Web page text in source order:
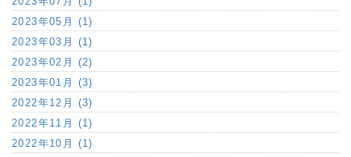
2023年05月 (1)
2023年03月 (1)
2023年02月 (2)
2023年01月 (3)
2022年12月 (3)
2022年11月 (1)
2022年10月 (1)